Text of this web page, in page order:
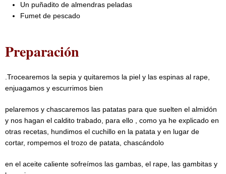
Un puñadito de almendras peladas
Fumet de pescado
Preparación
.Trocearemos la sepia y quitaremos la piel y las espinas al rape,
enjuagamos y escurrimos bien
pelaremos y chascaremos las patatas para que suelten el almidón
y nos hagan el caldito trabado, para ello , como ya he explicado en
otras recetas, hundimos el cuchillo en la patata y en lugar de
cortar, rompemos el trozo de patata, chascándolo
en el aceite caliente sofreímos las gambas, el rape, las gambitas y